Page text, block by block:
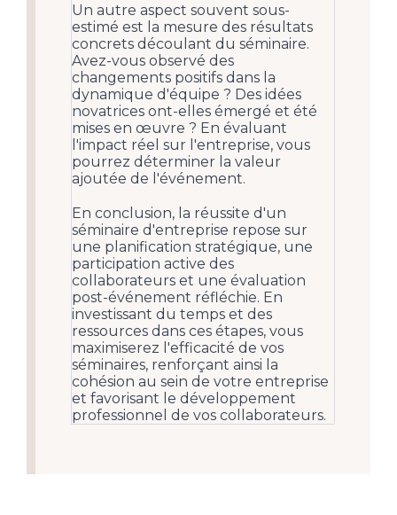
Un autre aspect souvent sous-
estimé est la mesure des résultats
concrets découlant du séminaire.
Avez-vous observé des
changements positifs dans la
dynamique d'équipe ? Des idées
novatrices ont-elles émergé et été
mises en œuvre ? En évaluant
l'impact réel sur l'entreprise, vous
pourrez déterminer la valeur
ajoutée de l'événement.
En conclusion, la réussite d'un
séminaire d'entreprise repose sur
une planification stratégique, une
participation active des
collaborateurs et une évaluation
post-événement réfléchie. En
investissant du temps et des
ressources dans ces étapes, vous
maximiserez l'efficacité de vos
séminaires, renforçant ainsi la
cohésion au sein de votre entreprise
et favorisant le développement
professionnel de vos collaborateurs.